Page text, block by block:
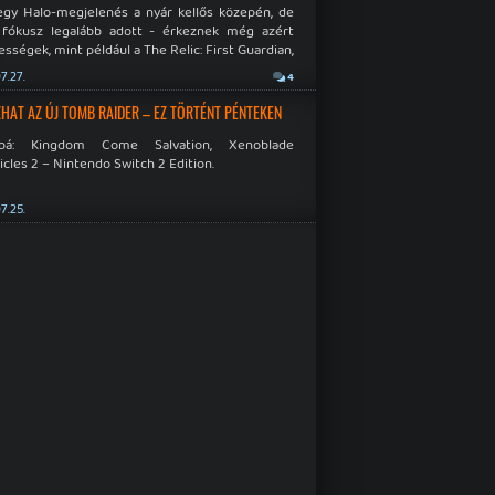
Halo-megjelenés a nyár kellős közepén, de
legalább adott - érkeznek még azért
mint például a The Relic: First Guardian,
Chronicles 2 és a Dispatch új átiratai vagy
a Mistfall Hunter
4
AZ ÚJ TOMB RAIDER – EZ TÖRTÉNT PÉNTEKEN
Kingdom Come Salvation, Xenoblade
2 – Nintendo Switch 2 Edition.